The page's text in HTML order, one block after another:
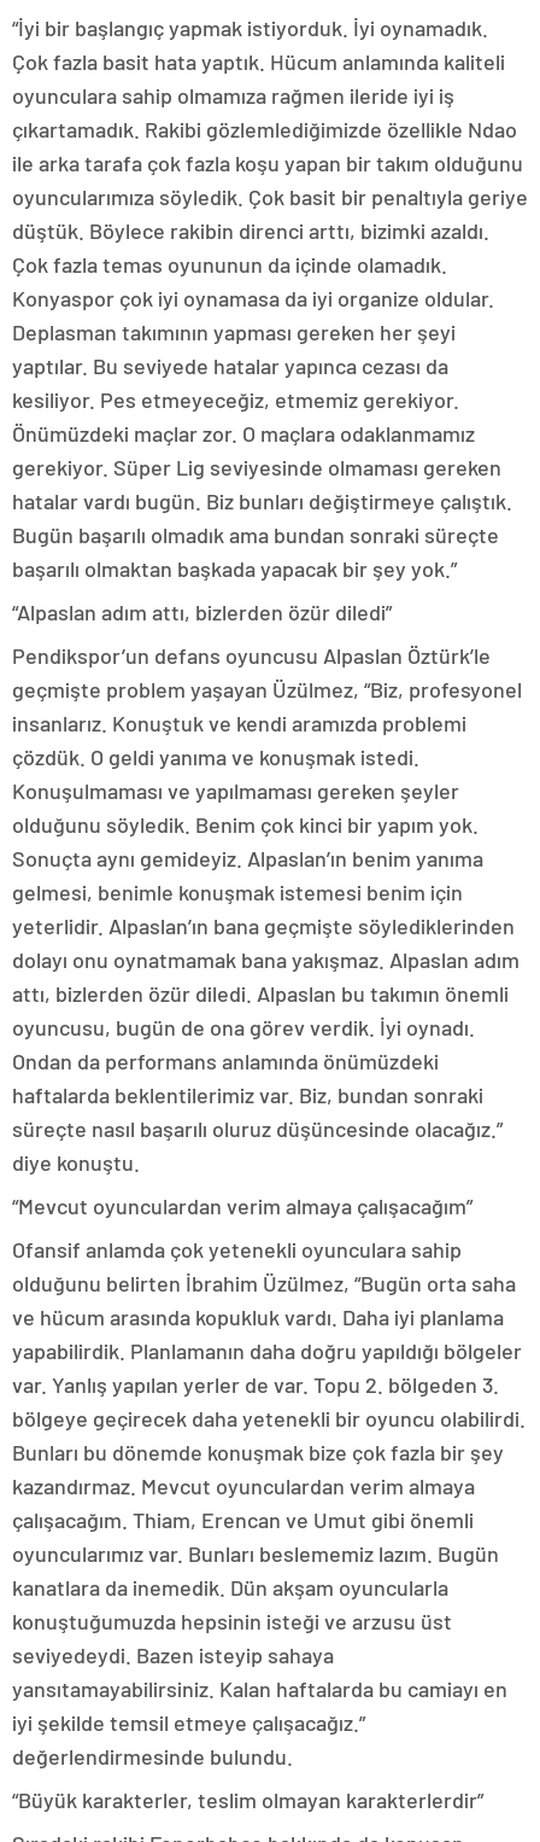
“İyi bir başlangıç yapmak istiyorduk. İyi oynamadık.
Çok fazla basit hata yaptık. Hücum anlamında kaliteli
oyunculara sahip olmamıza rağmen ileride iyi iş
çıkartamadık. Rakibi gözlemlediğimizde özellikle Ndao
ile arka tarafa çok fazla koşu yapan bir takım olduğunu
oyuncularımıza söyledik. Çok basit bir penaltıyla geriye
düştük. Böylece rakibin direnci arttı, bizimki azaldı.
Çok fazla temas oyununun da içinde olamadık.
Konyaspor çok iyi oynamasa da iyi organize oldular.
Deplasman takımının yapması gereken her şeyi
yaptılar. Bu seviyede hatalar yapınca cezası da
kesiliyor. Pes etmeyeceğiz, etmemiz gerekiyor.
Önümüzdeki maçlar zor. O maçlara odaklanmamız
gerekiyor. Süper Lig seviyesinde olmaması gereken
hatalar vardı bugün. Biz bunları değiştirmeye çalıştık.
Bugün başarılı olmadık ama bundan sonraki süreçte
başarılı olmaktan başkada yapacak bir şey yok.”
“Alpaslan adım attı, bizlerden özür diledi”
Pendikspor’un defans oyuncusu Alpaslan Öztürk’le
geçmişte problem yaşayan Üzülmez, “Biz, profesyonel
insanlarız. Konuştuk ve kendi aramızda problemi
çözdük. O geldi yanıma ve konuşmak istedi.
Konuşulmaması ve yapılmaması gereken şeyler
olduğunu söyledik. Benim çok kinci bir yapım yok.
Sonuçta aynı gemideyiz. Alpaslan’ın benim yanıma
gelmesi, benimle konuşmak istemesi benim için
yeterlidir. Alpaslan’ın bana geçmişte söylediklerinden
dolayı onu oynatmamak bana yakışmaz. Alpaslan adım
attı, bizlerden özür diledi. Alpaslan bu takımın önemli
oyuncusu, bugün de ona görev verdik. İyi oynadı.
Ondan da performans anlamında önümüzdeki
haftalarda beklentilerimiz var. Biz, bundan sonraki
süreçte nasıl başarılı oluruz düşüncesinde olacağız.”
diye konuştu.
“Mevcut oyunculardan verim almaya çalışacağım”
Ofansif anlamda çok yetenekli oyunculara sahip
olduğunu belirten İbrahim Üzülmez, “Bugün orta saha
ve hücum arasında kopukluk vardı. Daha iyi planlama
yapabilirdik. Planlamanın daha doğru yapıldığı bölgeler
var. Yanlış yapılan yerler de var. Topu 2. bölgeden 3.
bölgeye geçirecek daha yetenekli bir oyuncu olabilirdi.
Bunları bu dönemde konuşmak bize çok fazla bir şey
kazandırmaz. Mevcut oyunculardan verim almaya
çalışacağım. Thiam, Erencan ve Umut gibi önemli
oyuncularımız var. Bunları beslememiz lazım. Bugün
kanatlara da inemedik. Dün akşam oyuncularla
konuştuğumuzda hepsinin isteği ve arzusu üst
seviyedeydi. Bazen isteyip sahaya
yansıtamayabilirsiniz. Kalan haftalarda bu camiayı en
iyi şekilde temsil etmeye çalışacağız.”
değerlendirmesinde bulundu.
“Büyük karakterler, teslim olmayan karakterlerdir”